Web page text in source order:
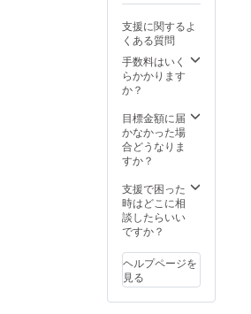
支援に関するよ
くある質問
手数料はいく
らかかります
か？
目標金額に届
かなかった場
合どうなりま
すか？
支援で困った
時はどこに相
談したらいい
ですか？
ヘルプページを
見る